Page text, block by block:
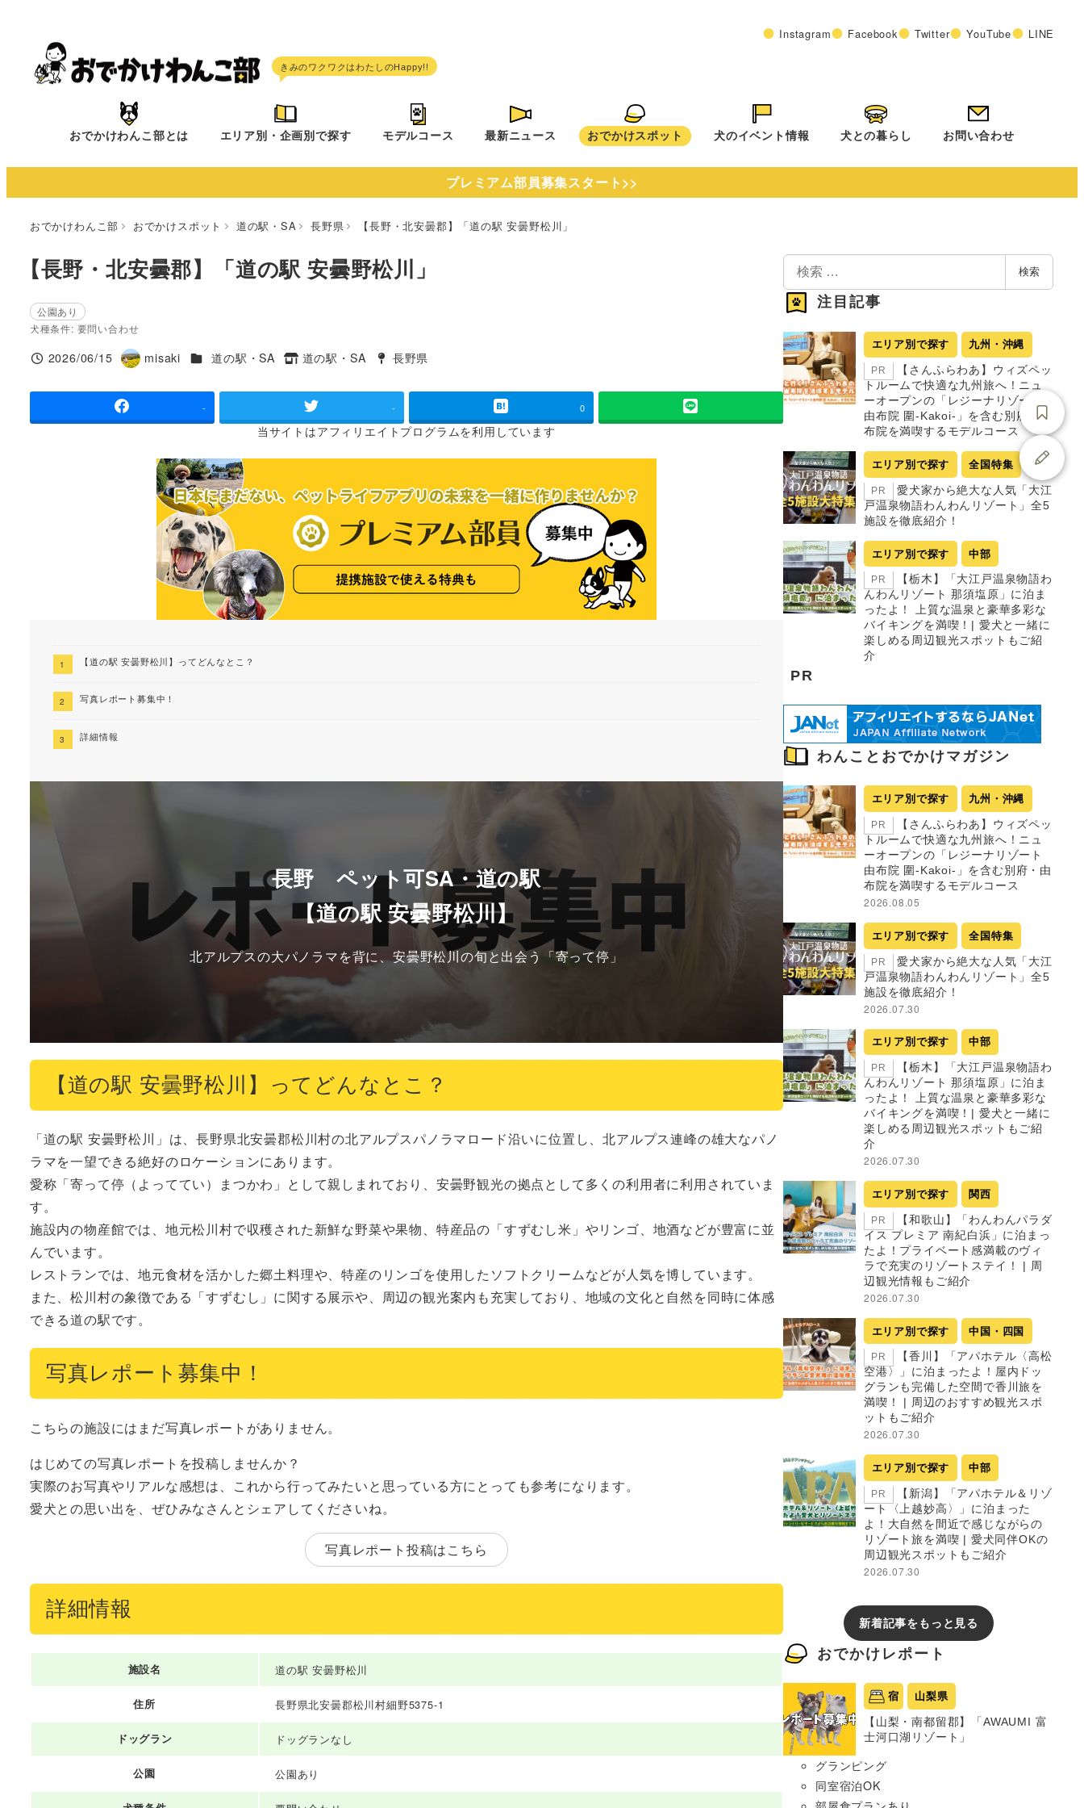
へ
Instagram Facebook Twitter YouTube LINE
おでかけわんこ部とは エリア別・企画別で探す モデルコース 最新ニュース おでかけスポット 犬のイベント情報 犬との暮らし お問い合わせ
プレミアム部員募集スタート>>
おでかけわんこ部 おでかけスポット 道の駅・SA 長野県 【長野・北安曇郡】「道の駅 安曇野松川」
【長野・北安曇郡】「道の駅 安曇野松川」
公園あり
犬種条件: 要問い合わせ
投稿日
2026/06/15
著
misaki 施設ジャンル
道の駅・SA
タグ
道の駅・SA
タグ
長野県
- - 0
当サイトはアフィリエイトプログラムを利用しています
【道の駅 安曇野松川】ってどんなとこ？
写真レポート募集中！
詳細情報
長野 ペット可SA・道の駅
【道の駅 安曇野松川】
北アルプスの大パノラマを背に、安曇野松川の旬と出会う「寄って停」
【道の駅 安曇野松川】ってどんなとこ？
「道の駅 安曇野松川」は、長野県北安曇郡松川村の北アルプスパノラマロード沿いに位置し、北アルプス連峰の雄大なパノ
ラマを一望できる絶好のロケーションにあります。
愛称「寄って停（よっててい）まつかわ」として親しまれており、安曇野観光の拠点として多くの利用者に利用されていま
す。
施設内の物産館では、地元松川村で収穫された新鮮な野菜や果物、特産品の「すずむし米」やリンゴ、地酒などが豊富に並
んでいます。
レストランでは、地元食材を活かした郷土料理や、特産のリンゴを使用したソフトクリームなどが人気を博しています。
また、松川村の象徴である「すずむし」に関する展示や、周辺の観光案内も充実しており、地域の文化と自然を同時に体感
できる道の駅です。
写真レポート募集中！
こちらの施設にはまだ写真レポートがありません。
はじめての写真レポートを投稿しませんか？
実際のお写真やリアルな感想は、これから行ってみたいと思っている方にとっても参考になります。
愛犬との思い出を、ぜひみなさんとシェアしてくださいね。
写真レポート投稿はこちら
詳細情報
施設名 道の駅 安曇野松川
住所 長野県北安曇郡松川村細野5375-1
ドッグラン ドッグランなし
公園 公園あり
検
索
検索
注目記事
エリア別で探す 九州・沖縄
PR
【さんふらわあ】ウィズペッ
トルームで快適な九州旅へ！ニュ
ーオープンの「レジーナリゾート
由布院 圍-Kakoi-」を含む別府・由
布院を満喫するモデルコース
エリア別で探す 全国特集
PR
愛犬家から絶大な人気「大江
戸温泉物語わんわんリゾート」全5
施設を徹底紹介！
エリア別で探す 中部
PR
【栃木】「大江戸温泉物語わ
んわんリゾート 那須塩原」に泊ま
ったよ！ 上質な温泉と豪華多彩な
バイキングを満喫！| 愛犬と一緒に
楽しめる周辺観光スポットもご紹
介
PR
わんことおでかけマガジン
エリア別で探す 九州・沖縄
PR
【さんふらわあ】ウィズペッ
トルームで快適な九州旅へ！ニュ
ーオープンの「レジーナリゾート
由布院 圍-Kakoi-」を含む別府・由
布院を満喫するモデルコース
2026.08.05
エリア別で探す 全国特集
PR
愛犬家から絶大な人気「大江
戸温泉物語わんわんリゾート」全5
施設を徹底紹介！
2026.07.30
エリア別で探す 中部
PR
【栃木】「大江戸温泉物語わ
んわんリゾート 那須塩原」に泊ま
ったよ！ 上質な温泉と豪華多彩な
バイキングを満喫！| 愛犬と一緒に
楽しめる周辺観光スポットもご紹
介
2026.07.30
エリア別で探す 関西
PR
【和歌山】「わんわんパラダ
イス プレミア 南紀白浜」に泊まっ
たよ！プライベート感満載のヴィ
ラで充実のリゾートステイ！ | 周
辺観光情報もご紹介
2026.07.30
エリア別で探す 中国・四国
PR
【香川】「アパホテル〈高松
空港〉」に泊まったよ！屋内ドッ
グランも完備した空間で香川旅を
満喫！ | 周辺のおすすめ観光スポ
ットもご紹介
2026.07.30
エリア別で探す 中部
PR
【新潟】「アパホテル＆リゾ
ート〈上越妙高〉」に泊まった
よ！大自然を間近で感じながらの
リゾート旅を満喫 | 愛犬同伴OKの
周辺観光スポットもご紹介
2026.07.30
新着記事をもっと見る
おでかけレポート
宿 山梨県
【山梨・南都留郡】「AWAUMI 富
士河口湖リゾート」
グランピング
同室宿泊OK